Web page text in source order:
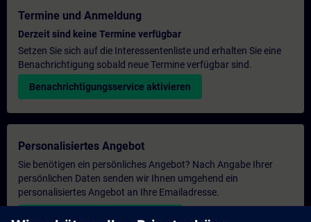
Termine und Anmeldung
Derzeit sind keine Termine verfügbar
Setzen Sie sich auf die Interessentenliste und erhalten Sie eine
Benachrichtigung sobald neue Termine verfügbar sind.
Benachrichtigungsservice aktivieren
Personalisiertes Angebot
Sie benötigen ein persönliches Angebot? Nach Angabe Ihrer
persönlichen Daten senden wir Ihnen umgehend ein
personalisiertes Angebot an Ihre Emailadresse.
Persönliches Angebot zusenden